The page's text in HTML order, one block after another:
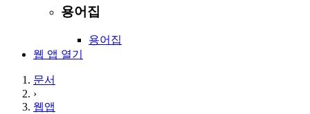
용어집
용어집
웹 앱 열기
문서
›
웹앱